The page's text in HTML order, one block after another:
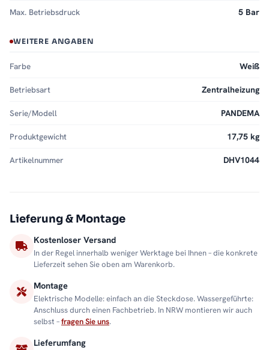
Max. Betriebsdruck 5 Bar
WEITERE ANGABEN
Farbe Weiß
Betriebsart Zentralheizung
Serie/Modell PANDEMA
Produktgewicht 17,75 kg
Artikelnummer DHV1044
Lieferung & Montage
Kostenloser Versand
In der Regel innerhalb weniger Werktage bei Ihnen – die konkrete
Lieferzeit sehen Sie oben am Warenkorb.
Montage
Elektrische Modelle: einfach an die Steckdose. Wassergeführte:
Anschluss durch einen Fachbetrieb. In NRW montieren wir auch
selbst –fragen Sie uns.
Lieferumfang